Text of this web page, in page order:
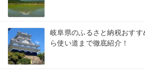
岐阜県のふるさと納税おす
ら使い道まで徹底紹介！